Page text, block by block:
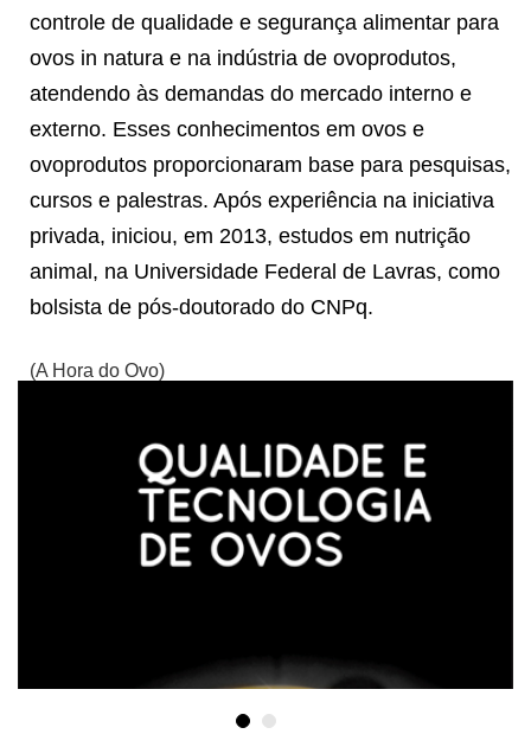
controle de qualidade e segurança alimentar para
ovos in natura e na indústria de ovoprodutos,
atendendo às demandas do mercado interno e
externo. Esses conhecimentos em ovos e
ovoprodutos proporcionaram base para pesquisas,
cursos e palestras. Após experiência na iniciativa
privada, iniciou, em 2013, estudos em nutrição
animal, na Universidade Federal de Lavras, como
bolsista de pós-doutorado do CNPq.
(A Hora do Ovo)